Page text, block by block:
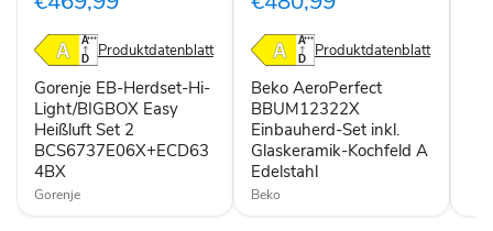
Light/BIGBOX
Heißluft
Set
2
BCS6737E06X+ECD634BX
Produktdatenblatt
Gorenje EB-Herdset-Hi-
Light/BIGBOX Easy
Heißluft Set 2
BCS6737E06X+ECD63
4BX
Gorenje
Set
Glaskeramik-
Kochfeld
A
Edelstahl
Produktdatenblatt
Beko AeroPerfect
BBUM12322X
Einbauherd-Set inkl.
Glaskeramik-Kochfeld A
Edelstahl
Beko